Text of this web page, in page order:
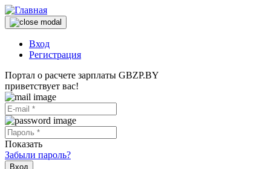
Вход
Регистрация
Портал о расчете зарплаты GBZP.BY
приветствует вас!
Показать
Забыли пароль?
Вход